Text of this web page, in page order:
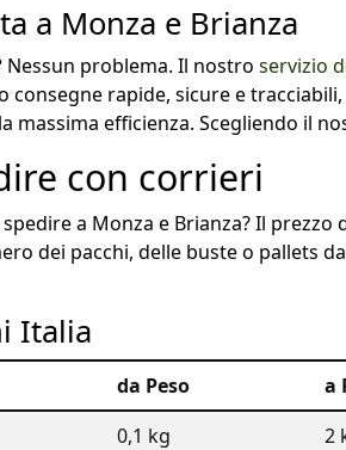
a Monza e Brianza
Nessun problema. Il nostro servizio
consegne rapide, sicure e
massima efficienza. Scegliendo il
con corrieri
a Monza e Brianza? Il
dei pacchi, delle buste o pallets
Italia
da Peso a
0,1 kg 2